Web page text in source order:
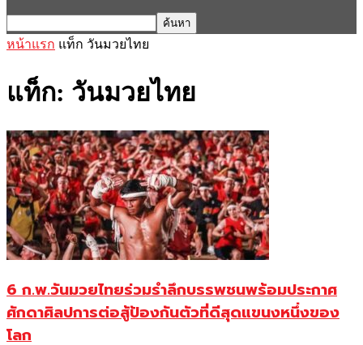
หน้าแรก แท็ก วันมวยไทย
แท็ก: วันมวยไทย
6 ก.พ.วันมวยไทยร่วมรำลึกบรรพชนพร้อมประกาศ
ศักดาศิลปการต่อสู้ป้องกันตัวที่ดีสุดแขนงหนึ่งของ
โลก